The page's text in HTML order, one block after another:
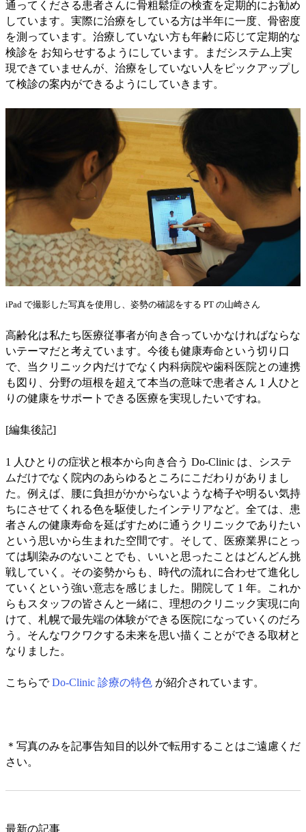
通ってくださる患者さんに骨粗鬆症の検査を定期的にお勧め
しています。実際に治療をしている方は半年に一度、骨密度
を測っています。治療していない方も年齢に応じて定期的な
検診を お知らせするようにしています。まだシステム上実
現できていませんが、治療をしていない人をピックアップし
て検診の案内ができるようにしていきます。
iPad で撮影した写真を使用し、姿勢の確認をする PT の山崎さん
高齢化は私たち医療従事者が向き合っていかなければならな
いテーマだと考えています。今後も健康寿命という切り口
で、当クリニック内だけでなく内科病院や歯科医院との連携
も図り、分野の垣根を超えて本当の意味で患者さん 1 人ひと
りの健康をサポートできる医療を実現したいですね。
[編集後記]
1 人ひとりの症状と根本から向き合う Do-Clinic は、システ
ムだけでなく院内のあらゆるところにこだわりがありまし
た。例えば、腰に負担がかからないような椅子や明るい気持
ちにさせてくれる色を駆使したインテリアなど。全ては、患
者さんの健康寿命を延ばすために通うクリニックでありたい
という思いから生まれた空間です。そして、医療業界にとっ
ては馴染みのないことでも、いいと思ったことはどんどん挑
戦していく。その姿勢からも、時代の流れに合わせて進化し
ていくという強い意志を感じました。開院して 1 年。これか
らもスタッフの皆さんと一緒に、理想のクリニック実現に向
けて、札幌で最先端の体験ができる医院になっていくのだろ
う。そんなワクワクする未来を思い描くことができる取材と
なりました。
こちらでDo-Clinic 診療の特色 が紹介されています。
＊写真のみを記事告知目的以外で転用することはご遠慮くだ
さい。
最新の記事